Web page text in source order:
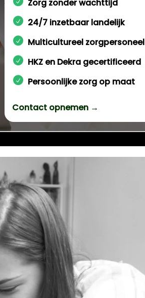
Zorg zonder wachttijd
24/7 inzetbaar landelijk
Multicultureel zorgpersoneel
HKZ en Dekra gecertificeerd
Persoonlijke zorg op maat
Contact opnemen →